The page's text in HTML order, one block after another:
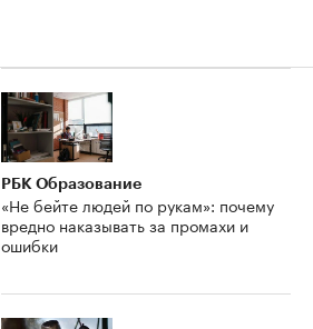
РБК Образование
«Не бейте людей по рукам»: почему
вредно наказывать за промахи и
ошибки